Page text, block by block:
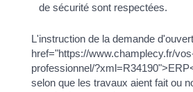
de sécurité sont respectées.
L'instruction de la demande
href="https://www.champlecy.fr/
professionnel/
selon que les travaux aient fait ou